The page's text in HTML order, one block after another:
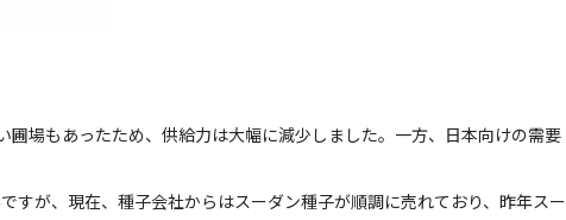
場もあったため、供給力は大幅に減少しました。一方、日本向けの需要
すが、現在、種子会社からはスーダン種子が順調に売れており、昨年スー